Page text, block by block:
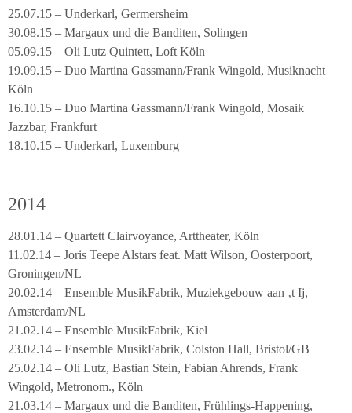
25.07.15 – Underkarl, Germersheim
30.08.15 – Margaux und die Banditen, Solingen
05.09.15 – Oli Lutz Quintett, Loft Köln
19.09.15 – Duo Martina Gassmann/Frank Wingold, Musiknacht
Köln
16.10.15 – Duo Martina Gassmann/Frank Wingold, Mosaik
Jazzbar, Frankfurt
18.10.15 – Underkarl, Luxemburg
2014
28.01.14 – Quartett Clairvoyance, Arttheater, Köln
11.02.14 – Joris Teepe Alstars feat. Matt Wilson, Oosterpoort,
Groningen/NL
20.02.14 – Ensemble MusikFabrik, Muziekgebouw aan ‚t Ij,
Amsterdam/NL
21.02.14 – Ensemble MusikFabrik, Kiel
23.02.14 – Ensemble MusikFabrik, Colston Hall, Bristol/GB
25.02.14 – Oli Lutz, Bastian Stein, Fabian Ahrends, Frank
Wingold, Metronom., Köln
21.03.14 – Margaux und die Banditen, Frühlings-Happening,